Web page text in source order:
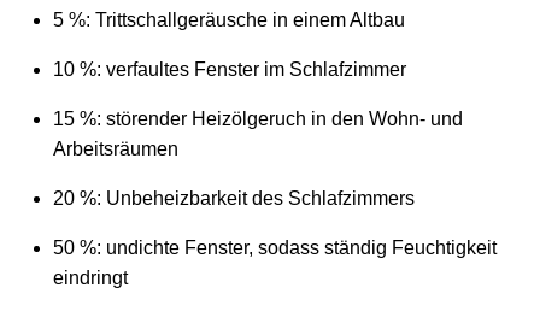
5 %: Trittschallgeräusche in einem Altbau
10 %: verfaultes Fenster im Schlafzimmer
15 %: störender Heizölgeruch in den Wohn- und
Arbeitsräumen
20 %: Unbeheizbarkeit des Schlafzimmers
50 %: undichte Fenster, sodass ständig Feuchtigkeit
eindringt